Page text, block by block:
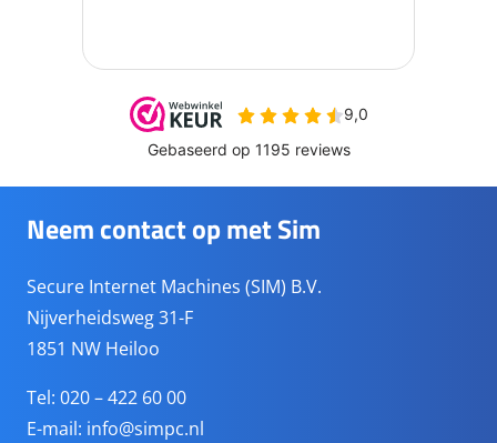
Neem contact op met Sim
Secure Internet Machines (SIM) B.V.
Nijverheidsweg 31-F
1851 NW Heiloo
Tel: 020 – 422 60 00
E-mail: info@simpc.nl